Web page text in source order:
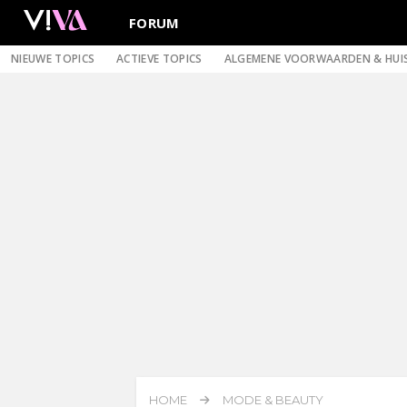
FORUM
NIEUWE TOPICS ACTIEVE TOPICS ALGEMENE VOORWAARDEN &
HOME MODE & BEAUTY